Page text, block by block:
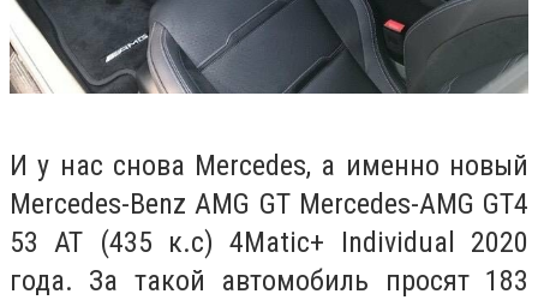
И у нас снова Mercedes, а именно новый
Mercedes-Benz AMG GT Mercedes-AMG GT4
53 AT (435 к.с) 4Matic+ Individual 2020
года. За такой автомобиль просят 183